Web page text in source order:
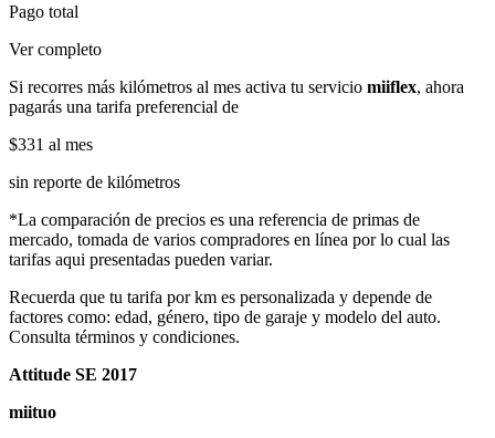
Pago total
Ver completo
Si recorres más kilómetros al mes activa tu servicio miiflex, ahora
pagarás una tarifa preferencial de
$331 al mes
sin reporte de kilómetros
*La comparación de precios es una referencia de primas de
mercado, tomada de varios compradores en línea por lo cual las
tarifas aqui presentadas pueden variar.
Recuerda que tu tarifa por km es personalizada y depende de
factores como: edad, género, tipo de garaje y modelo del auto.
Consulta términos y condiciones.
Attitude SE 2017
miituo